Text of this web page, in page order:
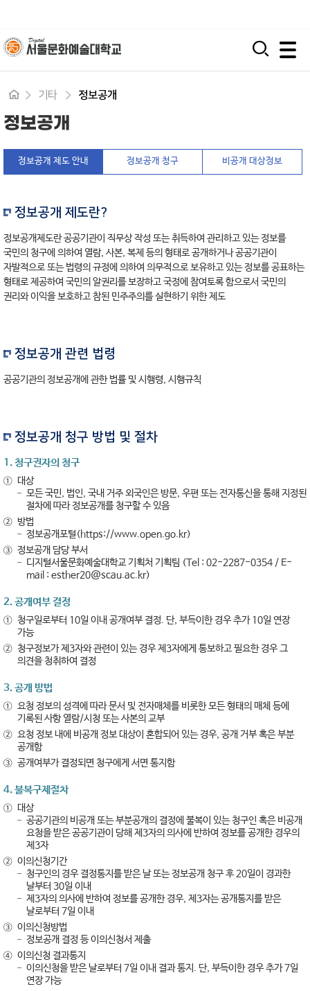
기타 정보공개
정보공개
정보공개 제도 안내 정보공개 청구 비공개 대상정보
정보공개 제도란?
정보공개제도란 공공기관이 직무상 작성 또는 취득하여 관리하고 있는 정보를
국민의 청구에 의하여 열람, 사본, 복제 등의 형태로 공개하거나 공공기관이
자발적으로 또는 법령의 규정에 의하여 의무적으로 보유하고 있는 정보를 공표하는
형태로 제공하여 국민의 알권리를 보장하고 국정에 참여토록 함으로서 국민의
권리와 이익을 보호하고 참된 민주주의를 실현하기 위한 제도
정보공개 관련 법령
공공기관의 정보공개에 관한 법률 및 시행령, 시행규칙
정보공개 청구 방법 및 절차
1. 청구권자의 청구
① 대상
모든 국민, 법인, 국내 거주 외국인은 방문, 우편 또는 전자통신을 통해 지정된
절차에 따라 정보공개를 청구할 수 있음
② 방법
정보공개포털(https://www.open.go.kr)
③ 정보공개 담당 부서
디지털서울문화예술대학교 기획처 기획팀 (Tel : 02-2287-0354 / E-
mail : esther20@scau.ac.kr)
2. 공개여부 결정
① 청구일로부터 10일 이내 공개여부 결정. 단, 부득이한 경우 추가 10일 연장
가능
② 청구정보가 제3자와 관련이 있는 경우 제3자에게 통보하고 필요한 경우 그
의견을 청취하여 결정
3. 공개 방법
① 요청 정보의 성격에 따라 문서 및 전자매체를 비롯한 모든 형태의 매체 등에
기록된 사항 열람/시청 또는 사본의 교부
② 요청 정보 내에 비공개 정보 대상이 혼합되어 있는 경우, 공개 거부 혹은 부분
공개함
③ 공개여부가 결정되면 청구에게 서면 통지함
4. 불복구제절차
① 대상
공공기관의 비공개 또는 부분공개의 결정에 불복이 있는 청구인 혹은 비공개
요청을 받은 공공기관이 당해 제3자의 의사에 반하여 정보를 공개한 경우의
제3자
② 이의신청기간
청구인의 경우 결정통지를 받은 날 또는 정보공개 청구 후 20일이 경과한
날부터 30일 이내
제3자의 의사에 반하여 정보를 공개한 경우, 제3자는 공개통지를 받은
날로부터 7일 이내
③ 이의신청방법
정보공개 결정 등 이의신청서 제출
④ 이의신청 결과통지
이의신청을 받은 날로부터 7일 이내 결과 통지. 단, 부득이한 경우 추가 7일
연장 가능